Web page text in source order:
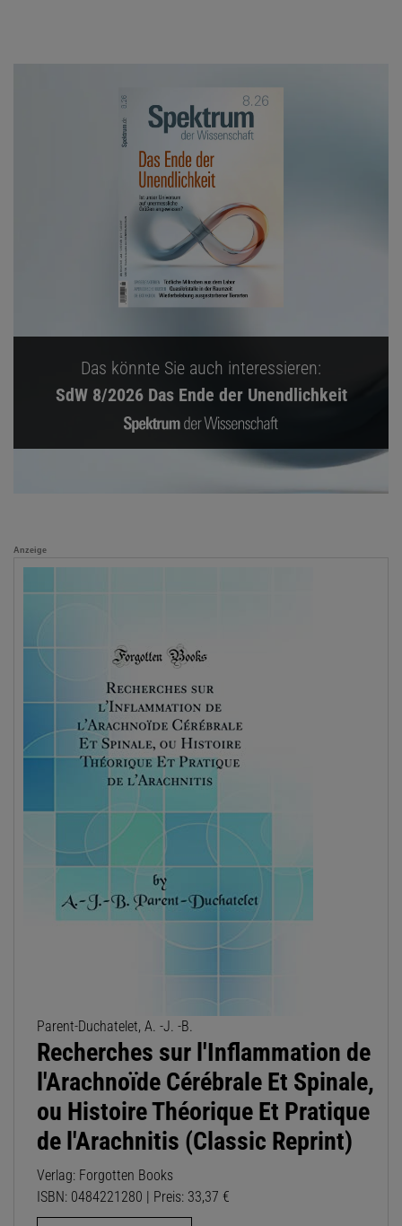
Das könnte Sie auch interessieren:
SdW 8/2026 Das Ende der Unendlichkeit
Anzeige
Parent-Duchatelet, A. -J. -B.
Recherches sur l'Inflammation de
l'Arachnoïde Cérébrale Et Spinale,
ou Histoire Théorique Et Pratique
de l'Arachnitis (Classic Reprint)
Verlag: Forgotten Books
ISBN: 0484221280 | Preis: 33,37 €